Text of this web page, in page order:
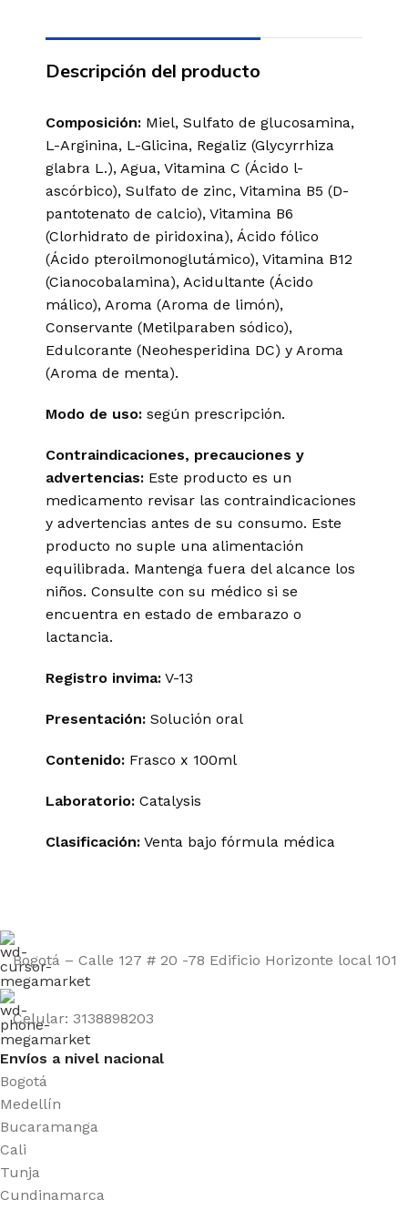
Descripción del producto
Composición: Miel, Sulfato de glucosamina,
L-Arginina, L-Glicina, Regaliz (Glycyrrhiza
glabra L.), Agua, Vitamina C (Ácido l-
ascórbico), Sulfato de zinc, Vitamina B5 (D-
pantotenato de calcio), Vitamina B6
(Clorhidrato de piridoxina), Ácido fólico
(Ácido pteroilmonoglutámico), Vitamina B12
(Cianocobalamina), Acidultante (Ácido
málico), Aroma (Aroma de limón),
Conservante (Metilparaben sódico),
Edulcorante (Neohesperidina DC) y Aroma
(Aroma de menta).
Modo de uso: según prescripción.
Contraindicaciones, precauciones y
advertencias: Este producto es un
medicamento revisar las contraindicaciones
y advertencias antes de su consumo. Este
producto no suple una alimentación
equilibrada. Mantenga fuera del alcance los
niños. Consulte con su médico si se
encuentra en estado de embarazo o
lactancia.
Registro invima: V-13
Presentación: Solución oral
Contenido: Frasco x 100ml
Laboratorio: Catalysis
Clasificación: Venta bajo fórmula médica
Bogotá – Calle 127 # 20 -78 Edificio Horizonte local 101
Celular: 3138898203
Envíos a nivel nacional
Bogotá
Medellín
Bucaramanga
Cali
Tunja
Cundinamarca